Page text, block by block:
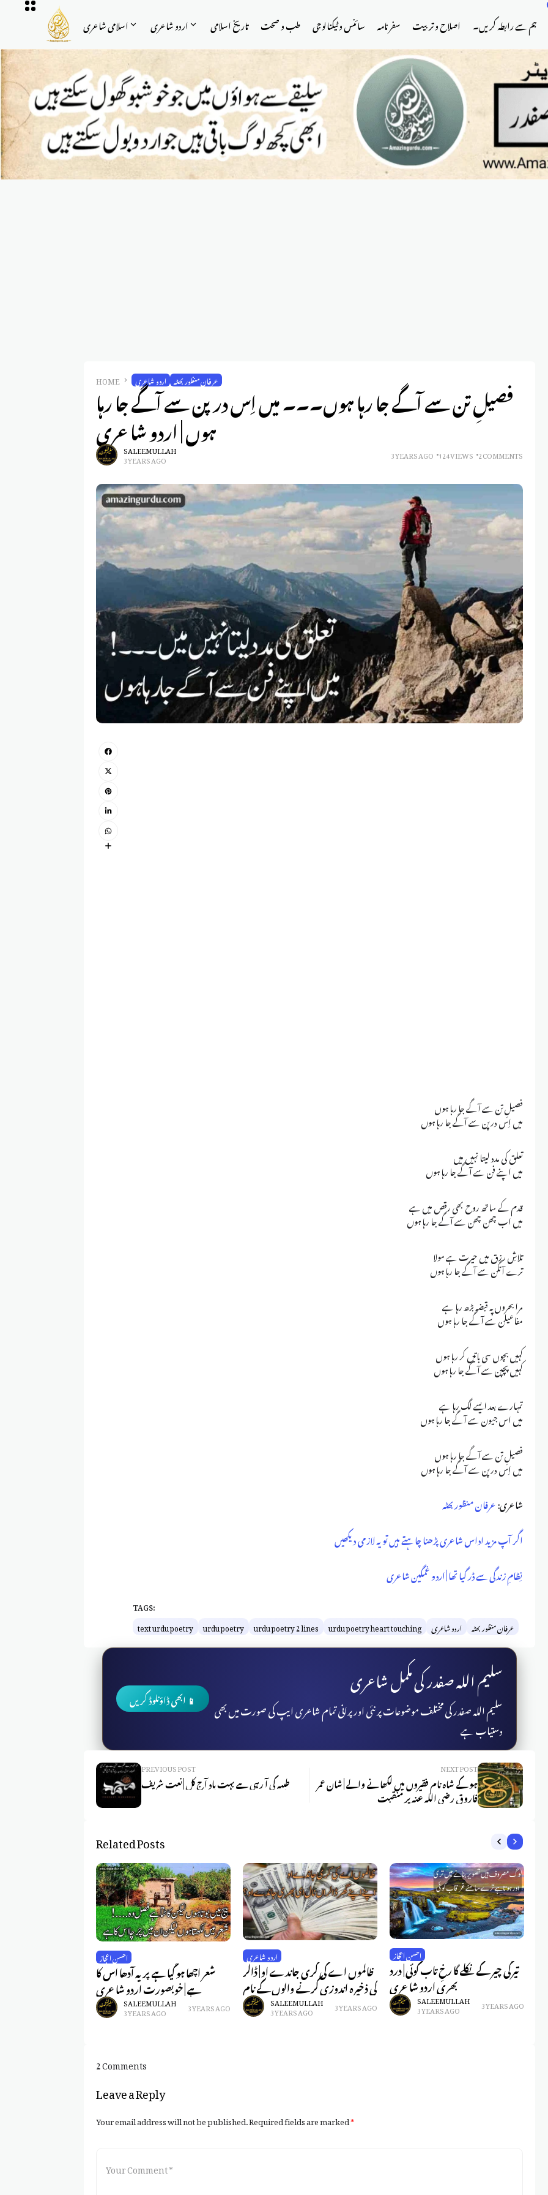
اسلامی شاعری اردو شاعری تاریخ اسلامی طب و صحت سائنس و ٹیکنالوجی سفر نامہ اصلاح و تربیت ہم سے رابطہ کریں۔
HOME اردو شاعری عرفان منظور بھٹہ
فصیلِ تن سے آگے جا رہا ہوں۔۔۔ میں اِس درپن سے آگے جا رہا
ہوں | اردو شاعری
SALEEM ULLAH
3 YEARS AGO 3 YEARS AGO 124 VIEWS 2 COMMENTS
فصیلِ تن سے آگے جا رہا ہوں
میں اِس درپن سے آگے جا رہا ہوں
تعلق کی مدد لیتا نہیں میں
میں اپنے فن سے آگے جا رہا ہوں
قدم کے ساتھ روح بھی رقص میں ہے
میں اب چھن چھن سے آگے جا رہا ہوں
تلاشِ رزق میں حیرت ہے مولا
ترے آنگن سے آگے جا رہا ہوں
مرا بحروں پہ قبضہ بڑھ رہا ہے
مفاعیلن سے آگے جا رہا ہوں
کہیں بچوں سی باتیں کر رہا ہوں
کہیں پچپن سے آگے جا رہا ہوں
تمہارے بعد ایسے لگ رہا ہے
میں اس جیون سے آگے جا رہا ہوں
فصیلِ تن سے آگے جا رہا ہوں
میں اِس درپن سے آگے جا رہا ہوں
شاعری:عرفان منظور بھٹہ
اگر آپ مزید اداس شاعری پڑھنا چاہتے ہیں تو یہ لازمی دیکھیں
نِظامِ زندگی سے ڈر گیا تھا | اردو غمگین شاعری
TAGS:
text urdu poetry urdu poetry urdu poetry 2 lines urdu poetry heart touching اردو شاعری عرفان منظور بھٹہ
سلیم اللہ صفدر کی مکمل شاعری
سلیم اللہ صفدر کی مختلف موضوعات پر نئی اور پرانی تمام شاعری ایپ کی صورت میں بھی
دستیاب ہے
📱 ابھی ڈاؤنلوڈ کریں
PREVIOUS POST
طیبہ کی آ رہی ہے بہت یاد آج کل | نعت شریف
NEXT POST
ہو کے شاہ نام فقیروں میں لکھانے والے | شان عمر
فاروق رضی اللہ عنہ پر منقبت
Related Posts
احسن اعجاز
شعر اچھا ہو گیا ہے پر یہ آدھا اس کا
ہے | خوبصورت اردو شاعری
SALEEM ULLAH
3 YEARS AGO 3 YEARS AGO
اردو شاعری
ظالموں اے کی کری جاندے او | ڈالر
کی ذخیرہ اندوزی کرنے والوں کے نام
SALEEM ULLAH
3 YEARS AGO 3 YEARS AGO
احسن اعجاز
تیرگی چیر کے نکلے گا رخِ تاب کوئی | درد
بھری اردو شاعری
SALEEM ULLAH
3 YEARS AGO 3 YEARS AGO
2 Comments
Leave a Reply
Your email address will not be published.Required fields are marked*